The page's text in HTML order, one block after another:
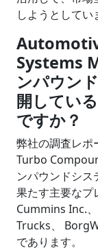
しようとしてい
Systems
ンパウン
開してい
ですか？
弊社の調査レ
Turbo
ンパウンドシ
果たす主要なプ
Cummins Inc.
Trucks、
であります。